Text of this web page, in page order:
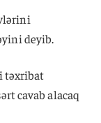
deyib.
təxribat
cavab alacaq